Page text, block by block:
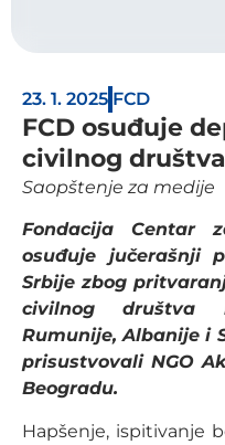
23. 1. 2025 FCD
FCD osuđuje
civilnog
Saopštenje za medije
Fondacija Centar
osuđuje jučerašnji
Srbije zbog
civilnog društva
Rumunije, Albanije i
prisustvovali NGO
Beogradu.
Hapšenje, ispitivanje